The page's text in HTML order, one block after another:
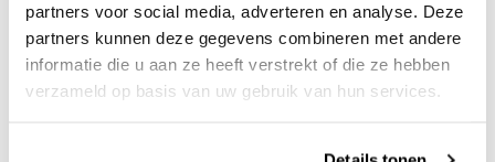
partners voor social media, adverteren en analyse. Deze
partners kunnen deze gegevens combineren met andere
informatie die u aan ze heeft verstrekt of die ze hebben
verzameld op basis van uw gebruik van hun services.
over techniek en materieel, maar ook over hoe je, in ons
geval, grondstoffenwinning en gebiedsontwikkeling
samenbrengt. Juist dat samenspel maakt ons vak zo
bijzonder en toekomstgericht.”Een boodschap die goed